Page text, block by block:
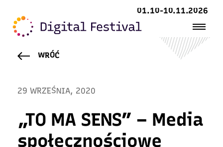
01.10-10.11.2026
WRÓĆ
29 WRZEŚNIA, 2020
„TO MA SENS” – Media
społecznościowe